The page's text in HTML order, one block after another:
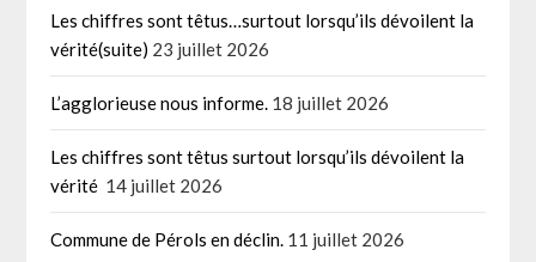
Les chiffres sont têtus…surtout lorsqu’ils dévoilent la
vérité(suite) 23 juillet 2026
L’agglorieuse nous informe. 18 juillet 2026
Les chiffres sont têtus surtout lorsqu’ils dévoilent la
vérité 14 juillet 2026
Commune de Pérols en déclin. 11 juillet 2026